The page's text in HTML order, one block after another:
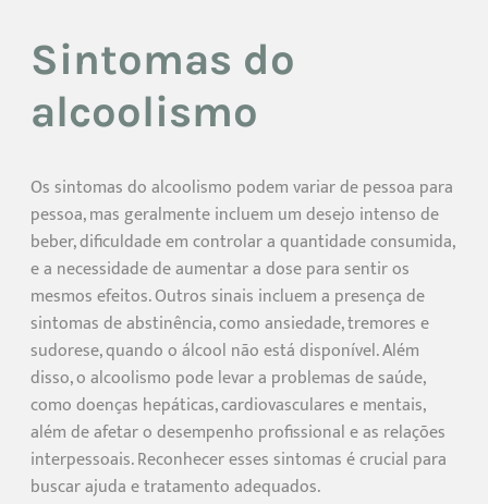
Sintomas do
alcoolismo
Os sintomas do alcoolismo podem variar de pessoa para
pessoa, mas geralmente incluem um desejo intenso de
beber, dificuldade em controlar a quantidade consumida,
e a necessidade de aumentar a dose para sentir os
mesmos efeitos. Outros sinais incluem a presença de
sintomas de abstinência, como ansiedade, tremores e
sudorese, quando o álcool não está disponível. Além
disso, o alcoolismo pode levar a problemas de saúde,
como doenças hepáticas, cardiovasculares e mentais,
além de afetar o desempenho profissional e as relações
interpessoais. Reconhecer esses sintomas é crucial para
buscar ajuda e tratamento adequados.